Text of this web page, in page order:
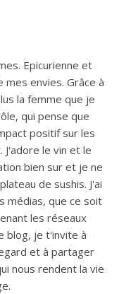
Epicurienne et
envies. Grâce à
la femme que je
qui pense que
positif sur les
le vin et le
bien sur et je ne
de sushis. J'ai
médias, que ce soit
les réseaux
blog, je t'invite à
et à partager
nous rendent la vie